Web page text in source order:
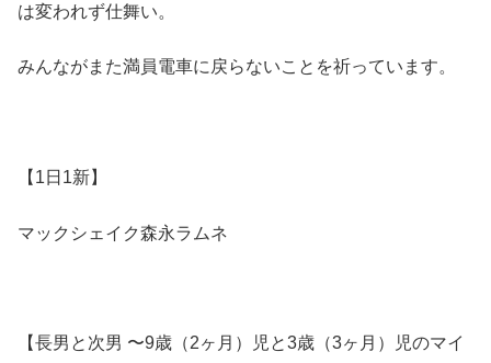
は変われず仕舞い。
みんながまた満員電車に戻らないことを祈っています。
【1日1新】
マックシェイク森永ラムネ
【長男と次男 〜9歳（2ヶ月）児と3歳（3ヶ月）児のマイ